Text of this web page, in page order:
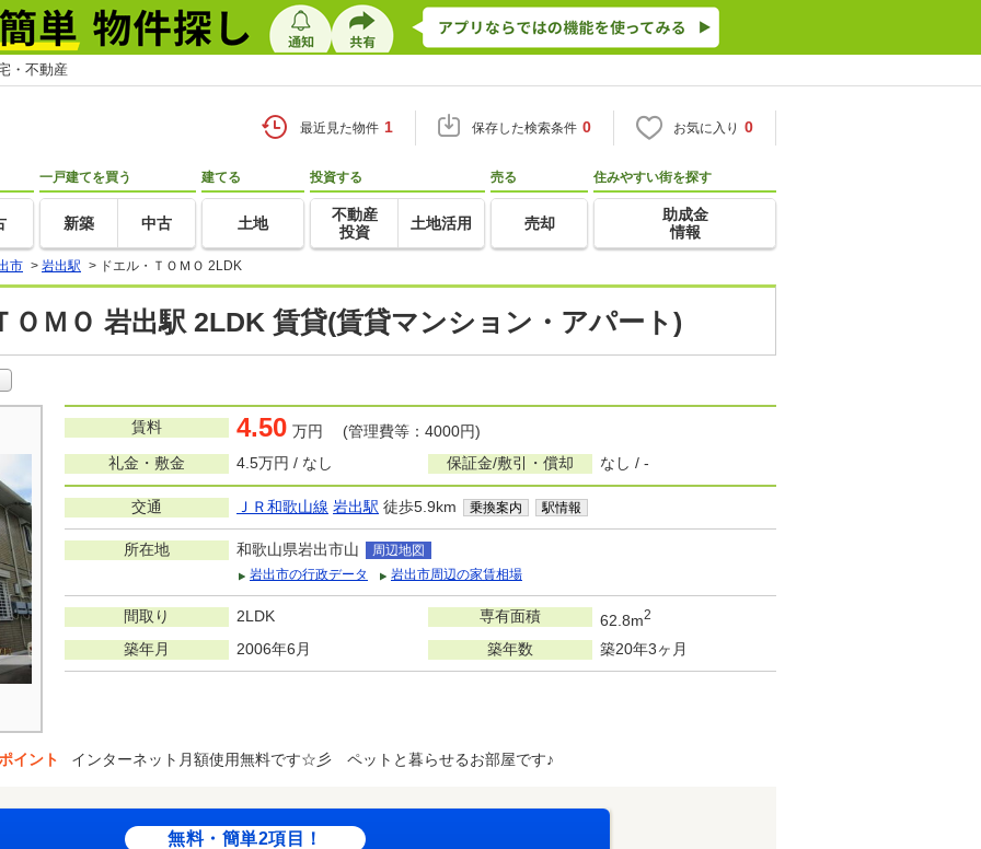
・不動産
最近見た物件 1 保存した検索条件 0 お気に入り 0
一戸建てを買う
新築 中古
建てる
土地
投資する
不動産
投資
土地活用
売る
売却
住みやすい街を探す
助成金
情報
市 > 岩出駅 > ドエル・ＴＯＭＯ 2LDK
ＯＭＯ 岩出駅 2LDK 賃貸(賃貸マンション・アパート)
賃料 4.50 万円 (管理費等：4000円)
礼金・敷金
4.5万円 / なし 保証金/敷引・償却 なし / -
交通 ＪＲ和歌山線 岩出駅 徒歩5.9km 乗換案内 駅情報
所在地 和歌山県岩出市山
周辺地図
岩出市の行政データ
岩出市周辺の家賃相場
間取り 2LDK 専有面積 62.8m2
築年月 2006年6月 築年数 築20年3ヶ月
イント インターネット月額使用無料です☆彡 ペットと暮らせるお部屋です♪
無料・簡単2項目！